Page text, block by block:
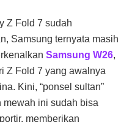
Z Fold 7 sudah
Samsung ternyata masih
Samsung W26,
Z Fold 7 yang awalnya
Kini, “ponsel sultan”
ini sudah bisa
memberikan